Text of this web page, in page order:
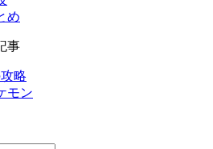
め
事
略
モン